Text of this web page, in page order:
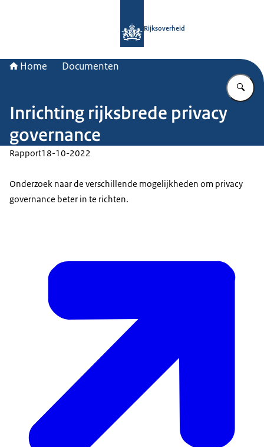
Rijksoverheid
Home Documenten
Inrichting rijksbrede privacy
governance
Rapport18-10-2022
Onderzoek naar de verschillende mogelijkheden om privacy
governance beter in te richten.